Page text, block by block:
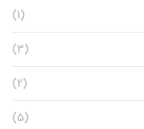
(1)
(3)
(2)
(5)